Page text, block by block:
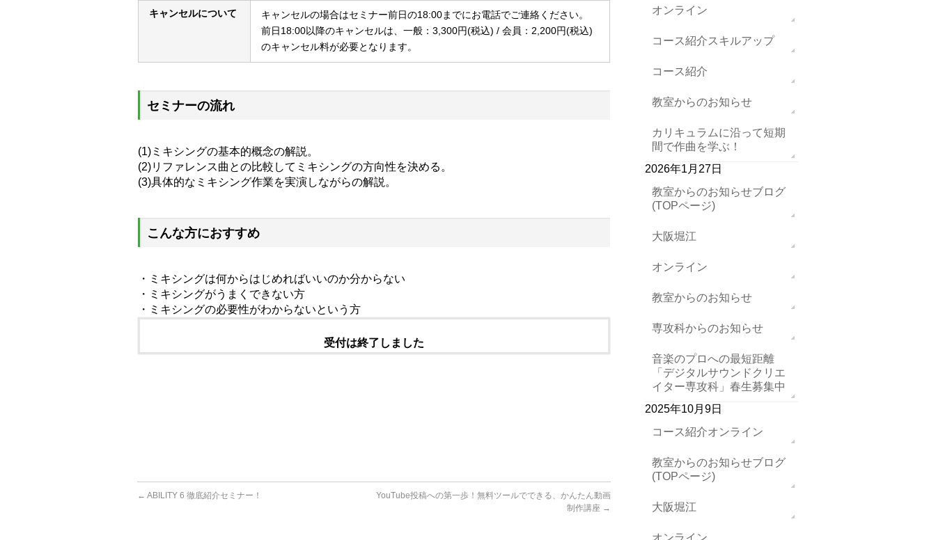
キャンセルについて
キャンセルの場合はセミナー前日の18:00までにお電話でご連絡ください。
前日18:00以降のキャンセルは、一般：3,300円(税込) / 会員：2,200円(税込)
のキャンセル料が必要となります。
セミナーの流れ
(1)ミキシングの基本的概念の解説。
(2)リファレンス曲との比較してミキシングの方向性を決める。
(3)具体的なミキシング作業を実演しながらの解説。
こんな方におすすめ
・ミキシングは何からはじめればいいのか分からない
・ミキシングがうまくできない方
・ミキシングの必要性がわからないという方
受付は終了しました
← ABILITY 6 徹底紹介セミナー！
YouTube投稿への第一歩！無料ツールでできる、かんたん動画
制作講座 →
オンライン
コース紹介スキルアップ
コース紹介
教室からのお知らせ
カリキュラムに沿って短期
間で作曲を学ぶ！
2026年1月27日
教室からのお知らせブログ
(TOPページ)
大阪堀江
オンライン
教室からのお知らせ
専攻科からのお知らせ
音楽のプロへの最短距離
「デジタルサウンドクリエ
イター専攻科」春生募集中
2025年10月9日
コース紹介オンライン
教室からのお知らせブログ
(TOPページ)
大阪堀江
オンライン